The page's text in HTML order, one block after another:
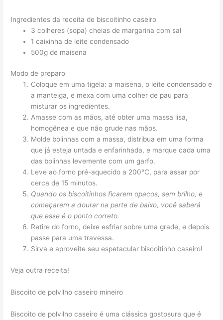
Ingredientes da receita de biscoitinho caseiro
3 colheres (sopa) cheias de margarina com sal
1 caixinha de leite condensado
500g de maisena
Modo de preparo
Coloque em uma tigela: a maisena, o leite condensado e
a manteiga, e mexa com uma colher de pau para
misturar os ingredientes.
Amasse com as mãos, até obter uma massa lisa,
homogênea e que não grude nas mãos.
Molde bolinhas com a massa, distribua em uma forma
que já esteja untada e enfarinhada, e marque cada uma
das bolinhas levemente com um garfo.
Leve ao forno pré-aquecido a 200°C, para assar por
cerca de 15 minutos.
Quando os biscoitinhos ficarem opacos, sem brilho, e
começarem a dourar na parte de baixo, você saberá
que esse é o ponto correto.
Retire do forno, deixe esfriar sobre uma grade, e depois
passe para uma travessa.
Sirva e aproveite seu espetacular biscoitinho caseiro!
Veja outra receita!
Biscoito de polvilho caseiro mineiro
Biscoito de polvilho caseiro é uma clássica gostosura que é